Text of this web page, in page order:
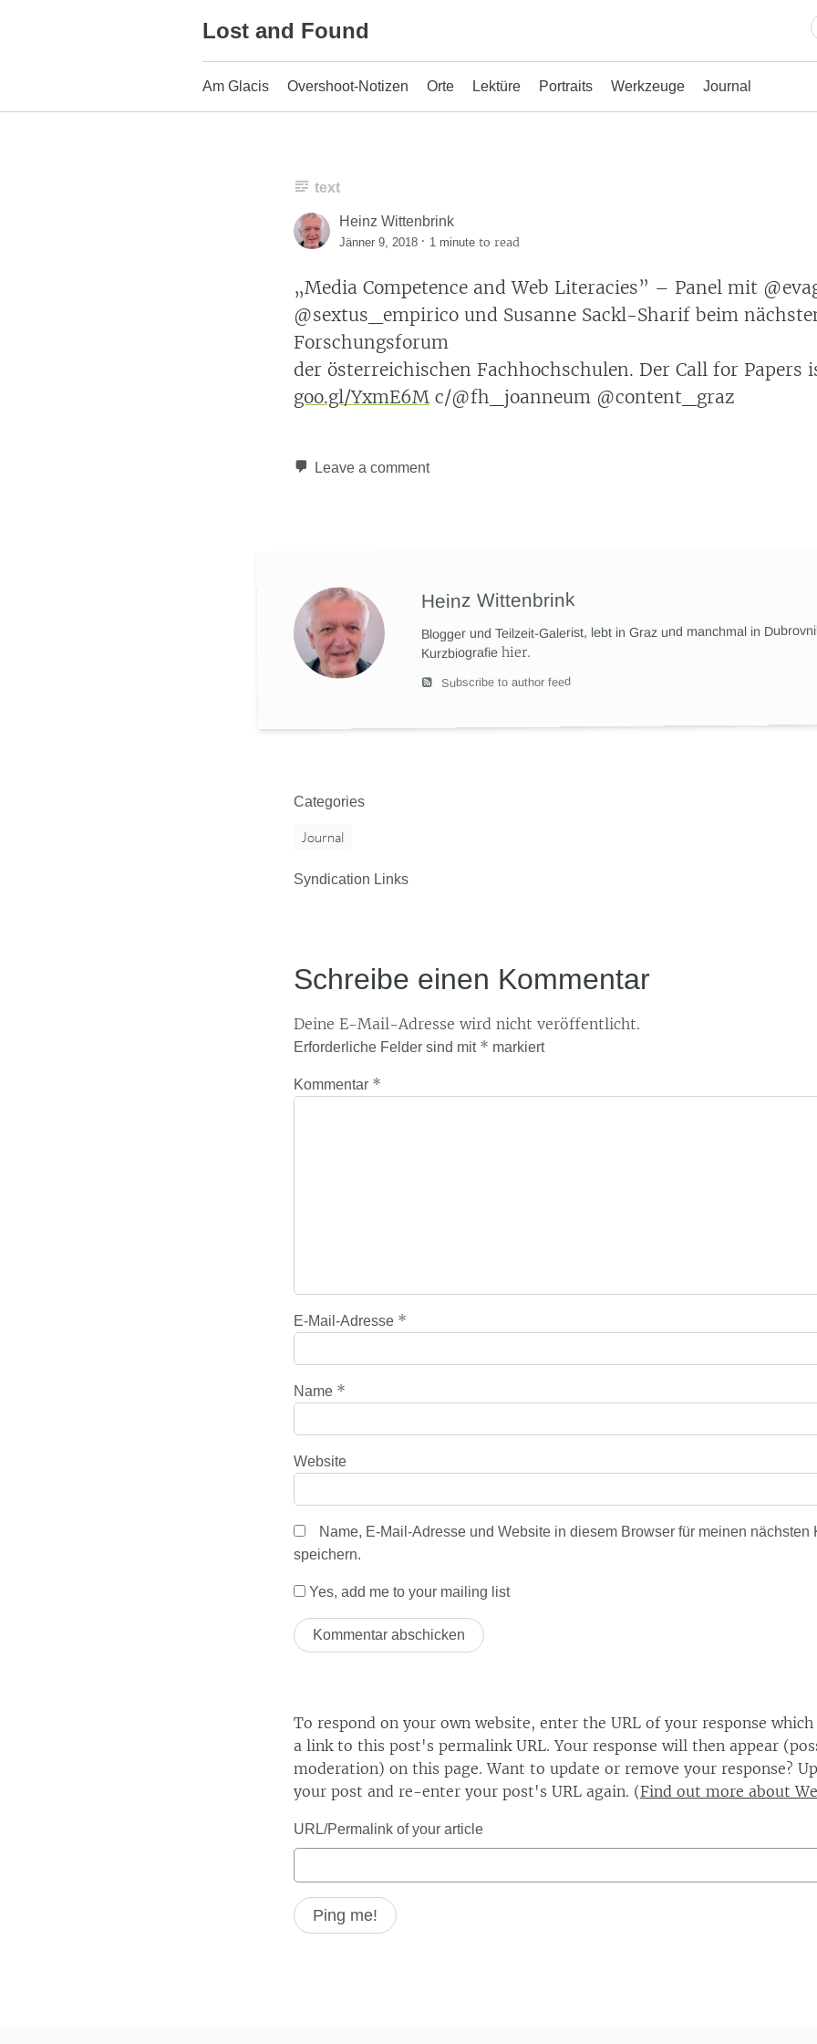
Lost and Found
Am Glacis Overshoot-Notizen Orte Lektüre Portraits Werkzeuge Journal
text
Heinz Wittenbrink
Jänner 9, 2018 · 1 minute to read
„Media Competence and Web Literacies” – Panel mit
@sextus_empirico und Susanne Sackl-Sharif beim
Forschungsforum
der österreichischen Fachhochschulen. Der Call for Papers
goo.gl/YxmE6M c/@fh_joanneum @content_graz
Leave a comment
Heinz Wittenbrink
Blogger und Teilzeit-Galerist, lebt in Graz und manchmal in
Kurzbiografiehier.
Subscribe to author feed
Categories
Journal
Syndication Links
Schreibe einen Kommentar
Deine E-Mail-Adresse wird nicht veröffentlicht.
Erforderliche Felder sind mit * markiert
Kommentar *
E-Mail-Adresse *
Name *
Website
Name, E-Mail-Adresse und Website in diesem Browser für meinen nächsten
speichern.
Yes, add me to your mailing list
To respond on your own website, enter the URL of your response
a link to this post's permalink URL. Your response will then appear
moderation) on this page. Want to update or remove your response?
your post and re-enter your post's URL again. (Find out more about
URL/Permalink of your article